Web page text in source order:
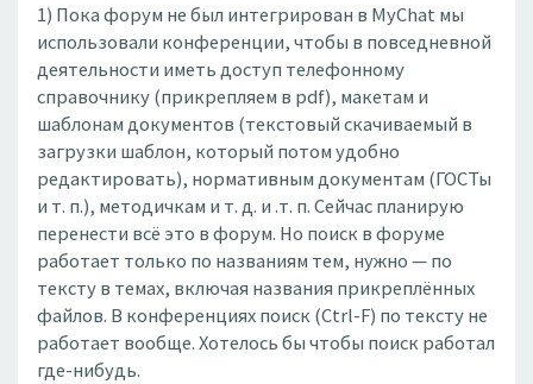
1) Пока форум не был интегрирован в MyChat мы
использовали конференции, чтобы в повседневной
деятельности иметь доступ телефонному
справочнику (прикрепляем в pdf), макетам и
шаблонам документов (текстовый скачиваемый в
загрузки шаблон, который потом удобно
редактировать), нормативным документам (ГОСТы
и т. п.), методичкам и т. д. и .т. п. Сейчас планирую
перенести всё это в форум. Но поиск в форуме
работает только по названиям тем, нужно — по
тексту в темах, включая названия прикреплённых
файлов. В конференциях поиск (Ctrl-F) по тексту не
работает вообще. Хотелось бы чтобы поиск работал
где-нибудь.